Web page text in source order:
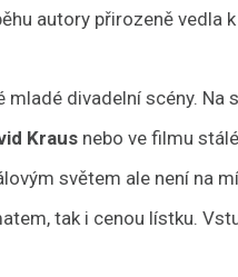
autory přirozeně vedla
divadelní scény. Na
Kraus nebo ve filmu
světem ale není na
tak i cenou lístku.